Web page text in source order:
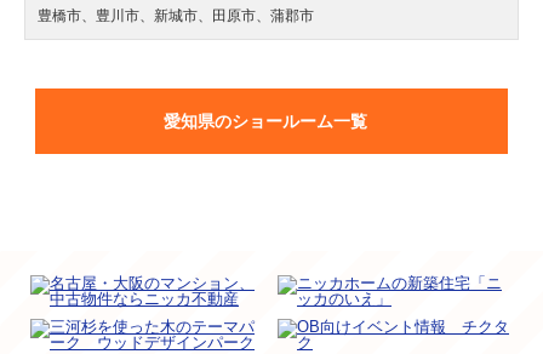
豊橋市、豊川市、新城市、田原市、蒲郡市
愛知県のショールーム一覧